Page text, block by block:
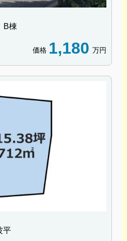
B棟
価格 1,180 万円
平